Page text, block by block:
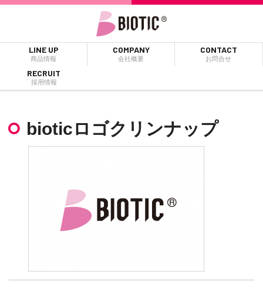
LINE UP
商品情報
COMPANY
会社概要
CONTACT
お問合せ
RECRUIT
採用情報
bioticロゴクリンナップ